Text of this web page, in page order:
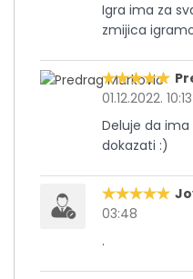
Igra ima za
zmijica
01.12.2022. 10:13
Deluje da
dokazati :)
03:48
.